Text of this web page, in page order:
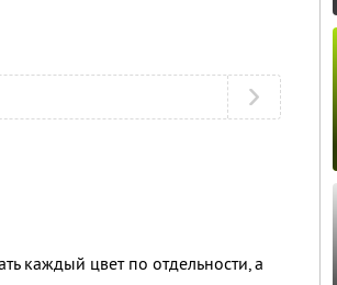
каждый цвет по отдельности, а